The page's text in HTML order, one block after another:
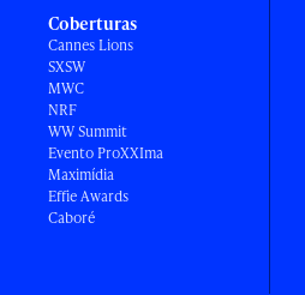
Coberturas
Cannes Lions
SXSW
MWC
NRF
WW Summit
Evento ProXXIma
Maximídia
Effie Awards
Caboré